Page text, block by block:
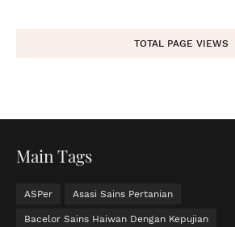
TOTAL PAGE VIEWS
Main Tags
ASPer Asasi Sains Pertanian
Bacelor Sains Haiwan Dengan Kepujian